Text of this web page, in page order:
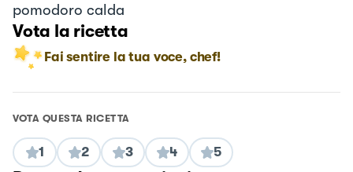
pomodoro calda
Vota la ricetta
Fai sentire la tua voce, chef!
VOTA QUESTA RICETTA
1 2 3 4 5